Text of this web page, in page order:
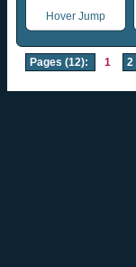
Hover Jump
Pages (12): 1 2